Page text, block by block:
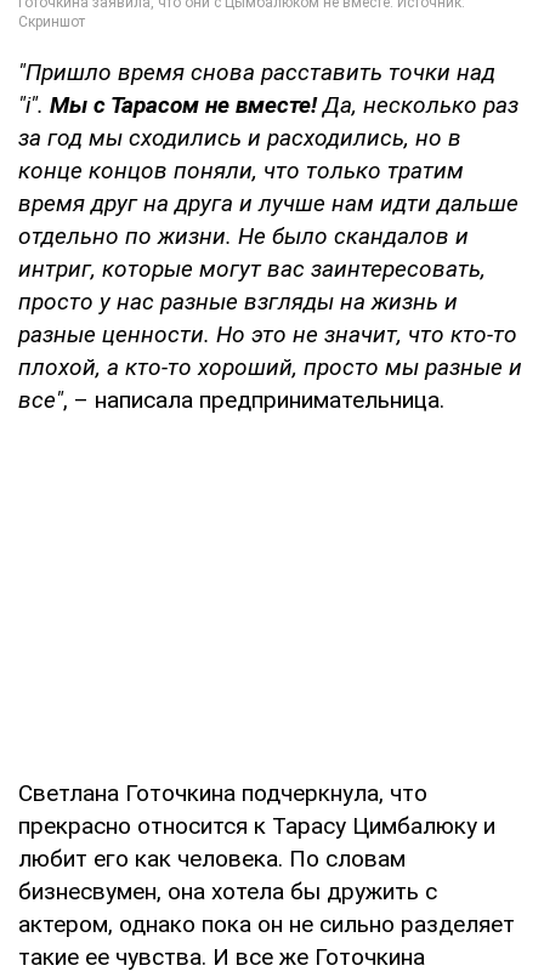
"Пришло время снова расставить точки над
"і". Мы с Тарасом не вместе!Да, несколько раз
за год мы сходились и расходились, но в
конце концов поняли, что только тратим
время друг на друга и лучше нам идти дальше
отдельно по жизни. Не было скандалов и
интриг, которые могут вас заинтересовать,
просто у нас разные взгляды на жизнь и
разные ценности. Но это не значит, что кто-то
плохой, а кто-то хороший, просто мы разные и
все", – написала предпринимательница.
Светлана Готочкина подчеркнула, что
прекрасно относится к Тарасу Цимбалюку и
любит его как человека. По словам
бизнесвумен, она хотела бы дружить с
актером, однако пока он не сильно разделяет
такие ее чувства. И все же Готочкина